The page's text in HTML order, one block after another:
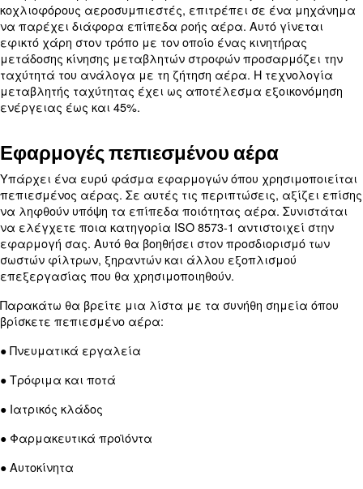
Η θεμελιώδης διαφορά μεταξύ αυτών των δύο
τρόπος λειτουργίας τους. Ένα μηχάνημα εμβόλου
χρησιμοποιεί συνήθως έναν κινητήρα και έναν
άξονα για να μετακινεί τα έμβολα εντός ενός
κυλίνδρων). Οι περιστροφικοί κοχλιοφόροι
από την άλλη πλευρά, συμπιέζουν αέρα με δύο
ευρεία γκάμα κινητήρων.
Εμβολοφόρος έναντι
κοχλιοφόρου αεροσυμπιεστή
Και οι δύο τύποι αεροσυμπιεστών έχουν
μειονεκτήματα. Οι εμβολοφόροι
απλούστερο σχεδιασμό, καθιστώντας τους
συντήρηση. Επίσης, έχουν χαμηλότερο αρχικό
επένδυσης.
Όπως υπονοείται, τα περιστροφικά μηχανήματα
πιο ακριβά στην αγορά. Ωστόσο, προσφέρουν
αντισταθμίζουν το υψηλότερο κόστος επένδυσης.
οφείλεται στον πιο περίπλοκο σχεδιασμό των